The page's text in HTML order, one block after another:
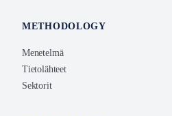
METHODOLOGY
Menetelmä
Tietolähteet
Sektorit